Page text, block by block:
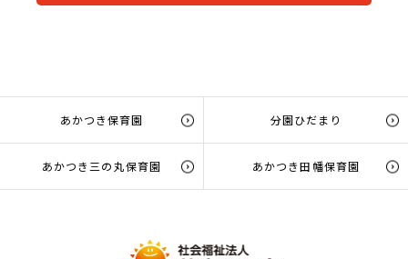
あかつき保育園 分園ひだまり
あかつき三の丸保育園 あかつき田幡保育園